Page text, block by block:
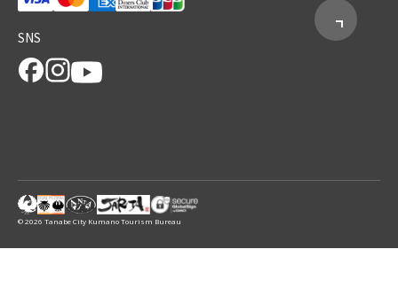
SNS
© 2026 Tanabe City Kumano Tourism Bureau